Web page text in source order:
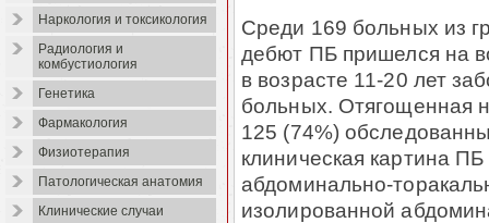
Наркология и токсикология
Радиология и
комбустиология
Генетика
Фармакология
Физиотерапия
Патологическая анатомия
Клинические случаи
Среди 169 больных из
дебют ПБ пришелся на
в возрасте 11-20 лет
больных. Отягощенная
125 (74%)
клиническая картина
абдоминально-
изолированной